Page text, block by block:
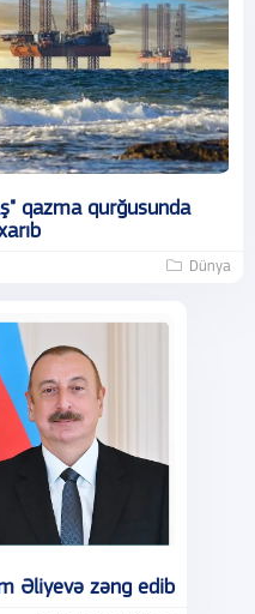
qazma qurğusunda
Dünya
Əliyevə zəng edib